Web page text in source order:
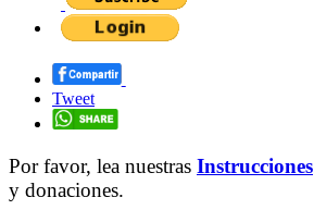
Tweet
Por favor, lea nuestras Instrucciones
y donaciones.